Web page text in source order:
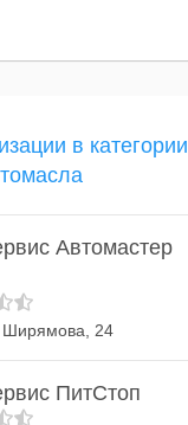
в категории
Автомастер
Ширямова, 24
ПитСтоп